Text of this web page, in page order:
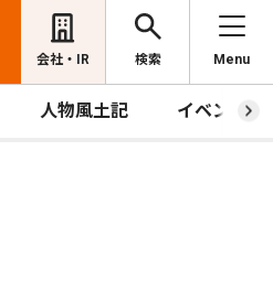
会社・IR 検索 Menu
人物風土記 イベント